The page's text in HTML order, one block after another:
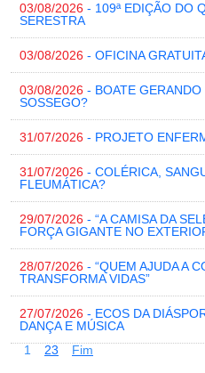
03/08/2026 - 109ª EDIÇÃO DO
SERESTRA
03/08/2026 - OFICINA
03/08/2026 - BOATE
SOSSEGO?
31/07/2026 - PROJETO
31/07/2026 - COLÉRICA,
FLEUMÁTICA?
29/07/2026 - “A CAMISA DA
FORÇA GIGANTE NO
28/07/2026 - “QUEM AJUDA A
TRANSFORMA VIDAS”
27/07/2026 - ECOS DA
DANÇA E MÚSICA
1
23 Fim